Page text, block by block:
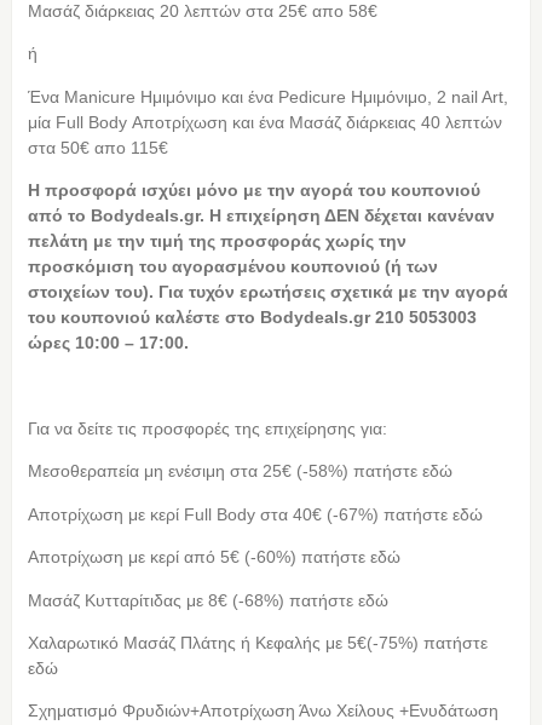
Μασάζ διάρκειας 20 λεπτών στα 25€ απο 58€
ή
Ένα Manicure Ημιμόνιμο και ένα Pedicure Ημιμόνιμο, 2 nail Art,
μία Full Body Αποτρίχωση και ένα Μασάζ διάρκειας 40 λεπτών
στα 50€ απο 115€
Η προσφορά ισχύει μόνο με την αγορά του κουπονιού
από το Bodydeals.gr. Η επιχείρηση ΔΕΝ δέχεται κανέναν
πελάτη με την τιμή της προσφοράς χωρίς την
προσκόμιση του αγορασμένου κουπονιού (ή των
στοιχείων του). Για τυχόν ερωτήσεις σχετικά με την αγορά
του κουπονιού καλέστε στο Bodydeals.gr 210 5053003
ώρες 10:00 – 17:00.
Για να δείτε τις προσφορές της επιχείρησης για:
Μεσοθεραπεία μη ενέσιμη στα 25€ (-58%) πατήστε εδώ
Αποτρίχωση με κερί Full Body στα 40€ (-67%) πατήστε εδώ
Αποτρίχωση με κερί από 5€ (-60%) πατήστε εδώ
Μασάζ Κυτταρίτιδας με 8€ (-68%) πατήστε εδώ
Χαλαρωτικό Μασάζ Πλάτης ή Κεφαλής με 5€(-75%) πατήστε
εδώ
Σχηματισμό Φρυδιών+Αποτρίχωση Άνω Χείλους +Ενυδάτωση